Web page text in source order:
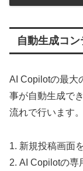
自動生成コ
AI Copilotの最大
事が自動生成で
流れで行います。
1. 新規投稿画面
2. AI Copilotの専